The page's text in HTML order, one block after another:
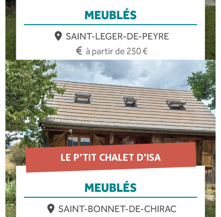
MEUBLÉS
SAINT-LEGER-DE-PEYRE
à partir de 250 €
EN SAVOIR PLUS
LE P’TIT CHALET D’ISA
MEUBLÉS
SAINT-BONNET-DE-CHIRAC